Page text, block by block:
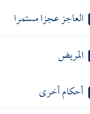
العاجز عجزا مستمرا
المريض
أحكام أخرى